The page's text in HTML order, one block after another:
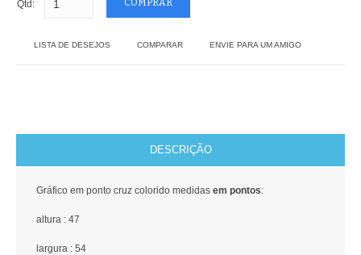
Qtd:
LISTA DE DESEJOS COMPARAR ENVIE PARA UM AMIGO
DESCRIÇÃO
Gráfico em ponto cruz colorido medidas em pontos:
altura : 47
largura : 54